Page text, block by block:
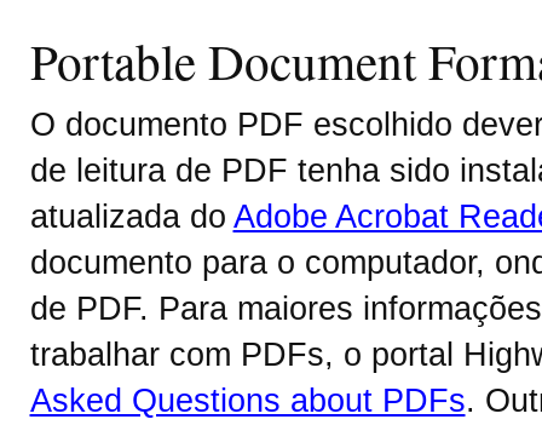
Portable Document
O documento PDF escolhido
de leitura de PDF tenha sido
atualizada do Adobe Acrobat
documento para o computador,
de PDF. Para maiores
trabalhar com PDFs, o portal
Asked Questions about PDFs.